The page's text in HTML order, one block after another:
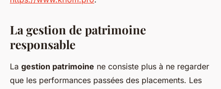
La gestion de patrimoine
responsable
La gestion patrimoine ne consiste plus à ne regarder
que les performances passées des placements. Les